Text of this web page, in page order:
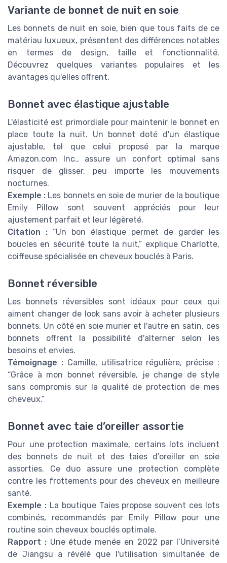
Variante de bonnet de nuit en soie
Les bonnets de nuit en soie, bien que tous faits de ce
matériau luxueux, présentent des différences notables
en termes de design, taille et fonctionnalité.
Découvrez quelques variantes populaires et les
avantages qu'elles offrent.
Bonnet avec élastique ajustable
L'élasticité est primordiale pour maintenir le bonnet en
place toute la nuit. Un bonnet doté d'un élastique
ajustable, tel que celui proposé par la marque
Amazon.com Inc., assure un confort optimal sans
risquer de glisser, peu importe les mouvements
nocturnes.
Exemple : Les bonnets en soie de murier de la boutique
Emily Pillow sont souvent appréciés pour leur
ajustement parfait et leur légèreté.
Citation : “Un bon élastique permet de garder les
boucles en sécurité toute la nuit,” explique Charlotte,
coiffeuse spécialisée en cheveux bouclés à Paris.
Bonnet réversible
Les bonnets réversibles sont idéaux pour ceux qui
aiment changer de look sans avoir à acheter plusieurs
bonnets. Un côté en soie murier et l'autre en satin, ces
bonnets offrent la possibilité d'alterner selon les
besoins et envies.
Témoignage :Camille, utilisatrice régulière, précise :
“Grâce à mon bonnet réversible, je change de style
sans compromis sur la qualité de protection de mes
cheveux.”
Bonnet avec taie d’oreiller assortie
Pour une protection maximale, certains lots incluent
des bonnets de nuit et des taies d’oreiller en soie
assorties. Ce duo assure une protection complète
contre les frottements pour des cheveux en meilleure
santé.
Exemple :La boutique Taies propose souvent ces lots
combinés, recommandés par Emily Pillow pour une
routine soin cheveux bouclés optimale.
Rapport :Une étude menée en 2022 par l’Université
de Jiangsu a révélé que l'utilisation simultanée de